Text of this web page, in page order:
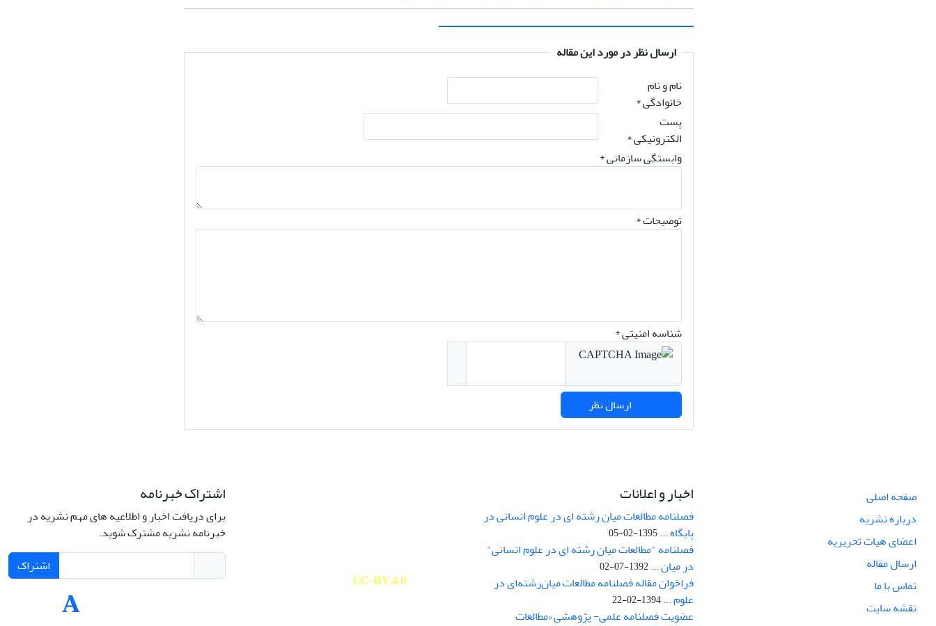
ارسال نظر در مورد این مقاله
نام و نام
خانوادگی*
پست
الکترونیکی*
وابستگی سازمانی *
توضیحات *
شناسه امنیتی *
صفحه اصلی
درباره نشریه
اعضای هیات تحریریه
ارسال مقاله
تماس با ما
نقشه سایت
اخبار و اعلانات
فصلنامه مطالعات میان رشته ای در علوم انسانی در
پایگاه ...1395-02-05
فصلنامه "مطالعات میان رشته ای در علوم انسانی"
در میان ...1392-07-02
فراخوان مقاله فصلنامه مطالعات میان‌رشته‌ای در
علوم ...1394-02-22
عضویت فصلنامه علمی- پژوهشی «مطالعات
CC-BY 4.0
اشتراک خبرنامه
برای دریافت اخبار و اطلاعیه های مهم نشریه در
خبرنامه نشریه مشترک شوید.
اشتراک